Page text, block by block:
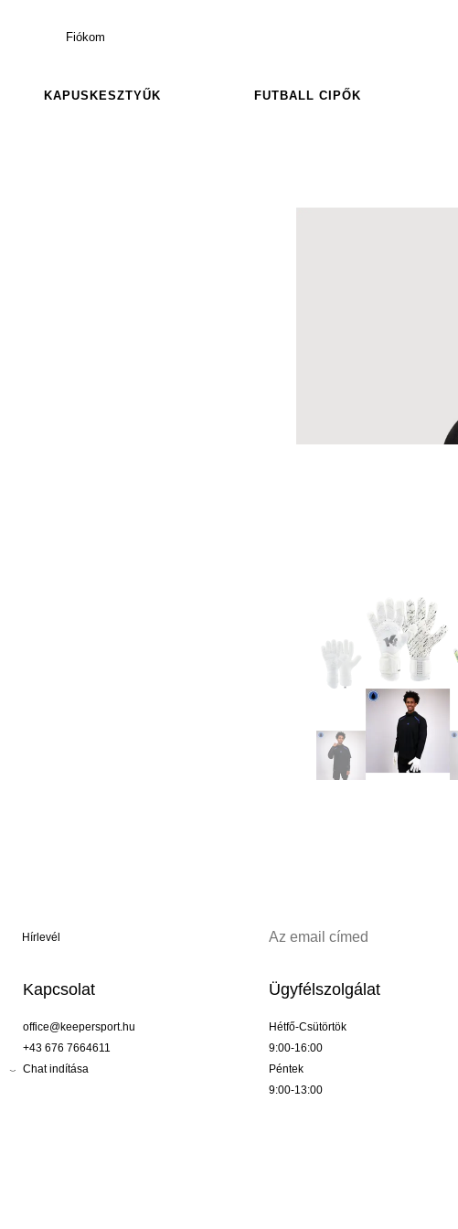
Fiókom
KAPUSKESZTYŰK FUTBALL CIPŐK
Hírlevél
Kapcsolat
office@keepersport.hu
+43 676 7664611
Chat indítása
Ügyfélszolgálat
Hétfő-Csütörtök
9:00-16:00
Péntek
9:00-13:00